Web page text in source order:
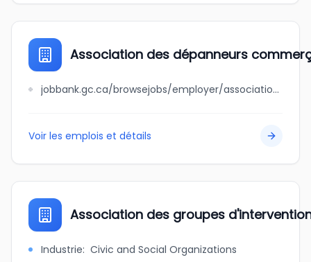
Association des dépanneurs
jobbank.gc.ca/browsejobs/employer/association+des+d%C3%A9panneurs+commer%C3%A7ants+d%27asie+du+qu%C3%A9bec/ca
Voir les emplois et détails
Association des groupes
Industrie: Civic and Social Organizations